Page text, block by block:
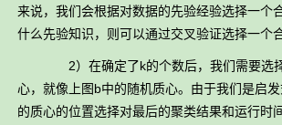
来说，我们会根据对数据的先验经验选择一个
什么先验知识，则可以通过交叉验证选择一个
2）在确定了k的个数后，我们需要选择
心，就像上图b中的随机质心。由于我们是启
的质心的位置选择对最后的聚类结果和运行时